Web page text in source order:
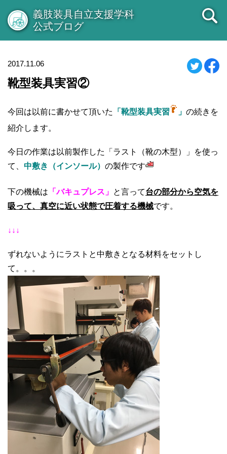
義肢装具自立支援学科
公式ブログ
2017.11.06
靴型装具実習②
今回は以前に書かせて頂いた 「靴型装具実習 」 の続きを
紹介します。
今日の作業は以前製作した「ラスト（靴の木型）」を使っ
て、 中敷き（インソール） の製作です
下の機械は 「バキュプレス」 と言って台の部分から空気を
吸って、真空に近い状態で圧着する機械です。
↓↓↓
ずれないようにラストと中敷きとなる材料をセットし
て。。。